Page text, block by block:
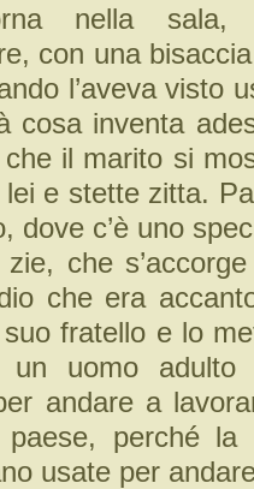
nella sala,
con una
l’aveva visto
cosa inventa
il marito si
e stette zitta.
dove c’è uno
che
che era
fratello e lo
uomo adulto
andare a
perché la
usate per